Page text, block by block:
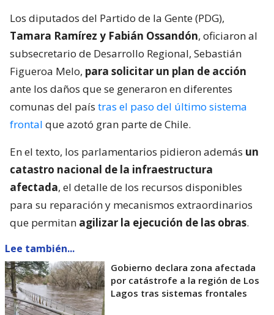
Los diputados del Partido de la Gente (PDG),
Tamara Ramírez y Fabián Ossandón, oficiaron al
subsecretario de Desarrollo Regional, Sebastián
Figueroa Melo, para solicitar un plan de acción
ante los daños que se generaron en diferentes
comunas del país tras el paso del último sistema
frontal que azotó gran parte de Chile.
En el texto, los parlamentarios pidieron además un
catastro nacional de la infraestructura
afectada, el detalle de los recursos disponibles
para su reparación y mecanismos extraordinarios
que permitan agilizar la ejecución de las obras.
Lee también...
Gobierno declara zona afectada
por catástrofe a la región de Los
Lagos tras sistemas frontales